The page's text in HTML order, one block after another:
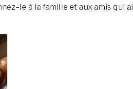
le à la famille et aux amis qui